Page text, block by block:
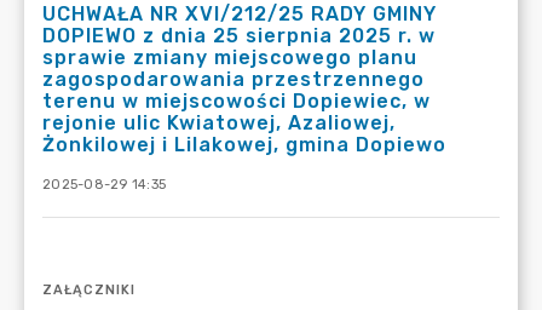
UCHWAŁA NR XVI/212/25 RADY GMINY
DOPIEWO z dnia 25 sierpnia 2025 r. w
sprawie zmiany miejscowego planu
zagospodarowania przestrzennego
terenu w miejscowości Dopiewiec, w
rejonie ulic Kwiatowej, Azaliowej,
Żonkilowej i Lilakowej, gmina Dopiewo
2025-08-29 14:35
ZAŁĄCZNIKI